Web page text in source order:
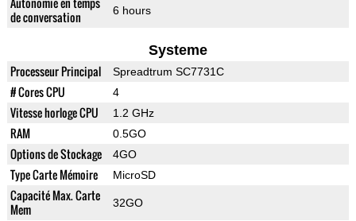
de conversation
6 hours
Systeme
Processeur Principal Spreadtrum SC7731C
# Cores CPU 4
Vitesse horloge CPU 1.2 GHz
RAM 0.5GO
Options de Stockage 4GO
Type Carte Mémoire MicroSD
Capacité Max. Carte
Mem
32GO